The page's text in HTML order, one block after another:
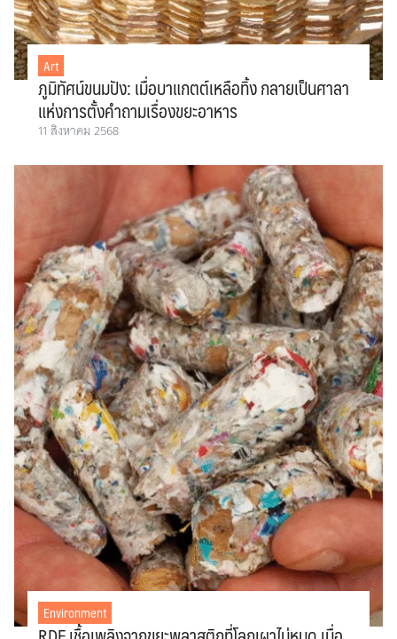
Art
ภูมิทัศน์ขนมปัง: เมื่อบาแกตต์เหลือทิ้ง กลายเป็นศาลา
แห่งการตั้งคำถามเรื่องขยะอาหาร
11 สิงหาคม 2568
Environment